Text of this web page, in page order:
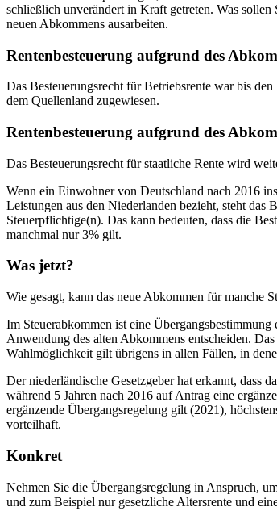
schließlich unverändert in Kraft getreten. Was
neuen Abkommens ausarbeiten.
Rentenbesteuerung aufgrund des
Das Besteuerungsrecht für Betriebsrente war bis
dem Quellenland zugewiesen.
Rentenbesteuerung aufgrund des
Das Besteuerungsrecht für staatliche Rente wird
Wenn ein Einwohner von Deutschland nach 2016
Leistungen aus den Niederlanden bezieht, steht das
Steuerpflichtige(n). Das kann bedeuten, dass die
manchmal nur 3% gilt.
Was jetzt?
Wie gesagt, kann das neue Abkommen für manche
Im Steuerabkommen ist eine
Anwendung des alten Abkommens entscheiden.
Wahlmöglichkeit gilt übrigens in allen Fällen, in
Der niederländische Gesetzgeber hat erkannt, dass
während 5 Jahren nach 2016 auf Antrag eine
ergänzende Übergangsregelung gilt (2021),
vorteilhaft.
Konkret
Nehmen Sie die Übergangsregelung in Anspruch,
und zum Beispiel nur gesetzliche Altersrente und